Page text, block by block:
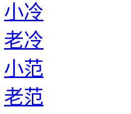
小冷
老冷
小范
老范